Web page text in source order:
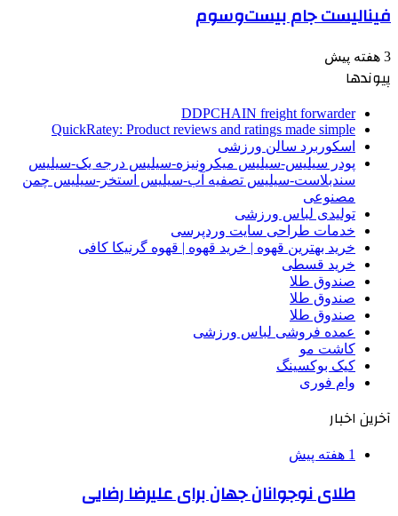
فینالیست جام بیست‌وسوم
3 هفته پیش
پیوندها
DDPCHAIN freight forwarder
QuickRatey: Product reviews and ratings made simple
اسکوربرد سالن ورزشی
پودر سیلیس-سیلیس میکرونیزه-سیلیس درجه یک-سیلیس
سندبلاست-سیلیس تصفیه آب-سیلیس استخر-سیلیس چمن
مصنوعی
تولیدی لباس ورزشی
خدمات طراحی سایت وردپرسی
خرید بهترین قهوه | خرید قهوه | قهوه گرنیکا کافی
خرید قسطی
صندوق طلا
صندوق طلا
صندوق طلا
عمده فروشی لباس ورزشی
کاشت مو
کیک بوکسینگ
وام فوری
آخرین اخبار
1 هفته پیش
طلای نوجوانان جهان برای علیرضا رضایی